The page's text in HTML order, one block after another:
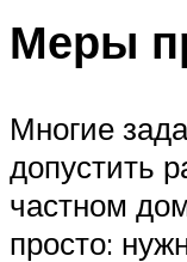
Меры
Многие
допустить
частном
просто: